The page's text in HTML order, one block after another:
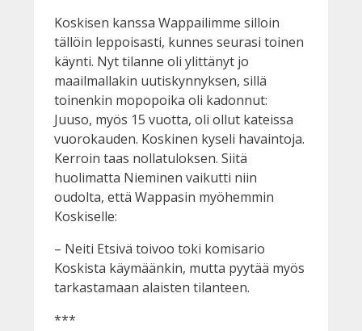
Koskisen kanssa Wappailimme silloin
tällöin leppoisasti, kunnes seurasi toinen
käynti. Nyt tilanne oli ylittänyt jo
maailmallakin uutiskynnyksen, sillä
toinenkin mopopoika oli kadonnut:
Juuso, myös 15 vuotta, oli ollut kateissa
vuorokauden. Koskinen kyseli havaintoja.
Kerroin taas nollatuloksen. Siitä
huolimatta Nieminen vaikutti niin
oudolta, että Wappasin myöhemmin
Koskiselle:
– Neiti Etsivä toivoo toki komisario
Koskista käymäänkin, mutta pyytää myös
tarkastamaan alaisten tilanteen.
***